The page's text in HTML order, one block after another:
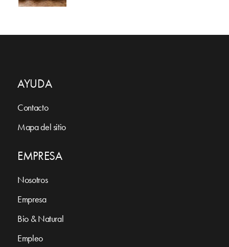
AYUDA
Contacto
Mapa del sitio
EMPRESA
Nosotros
Empresa
Bio & Natural
Empleo